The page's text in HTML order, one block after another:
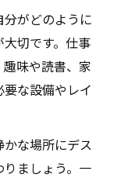
がどのように
切です。仕事
味や読書、家
な設備やレイ
な場所にデス
ましょう。一